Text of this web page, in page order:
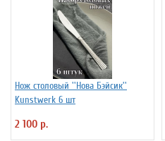
Нож столовый ''Нова Бэйсик''
Kunstwerk 6 шт
2 100 р.